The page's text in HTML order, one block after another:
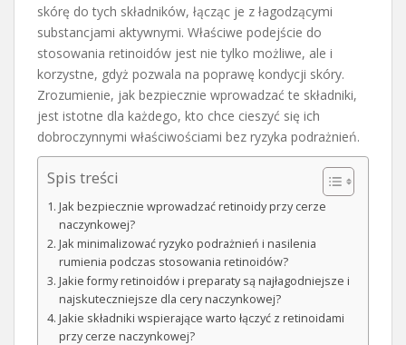
skórę do tych składników, łącząc je z łagodzącymi
substancjami aktywnymi. Właściwe podejście do
stosowania retinoidów jest nie tylko możliwe, ale i
korzystne, gdyż pozwala na poprawę kondycji skóry.
Zrozumienie, jak bezpiecznie wprowadzać te składniki,
jest istotne dla każdego, kto chce cieszyć się ich
dobroczynnymi właściwościami bez ryzyka podrażnień.
Spis treści
Jak bezpiecznie wprowadzać retinoidy przy cerze
naczynkowej?
Jak minimalizować ryzyko podrażnień i nasilenia
rumienia podczas stosowania retinoidów?
Jakie formy retinoidów i preparaty są najłagodniejsze i
najskuteczniejsze dla cery naczynkowej?
Jakie składniki wspierające warto łączyć z retinoidami
przy cerze naczynkowej?